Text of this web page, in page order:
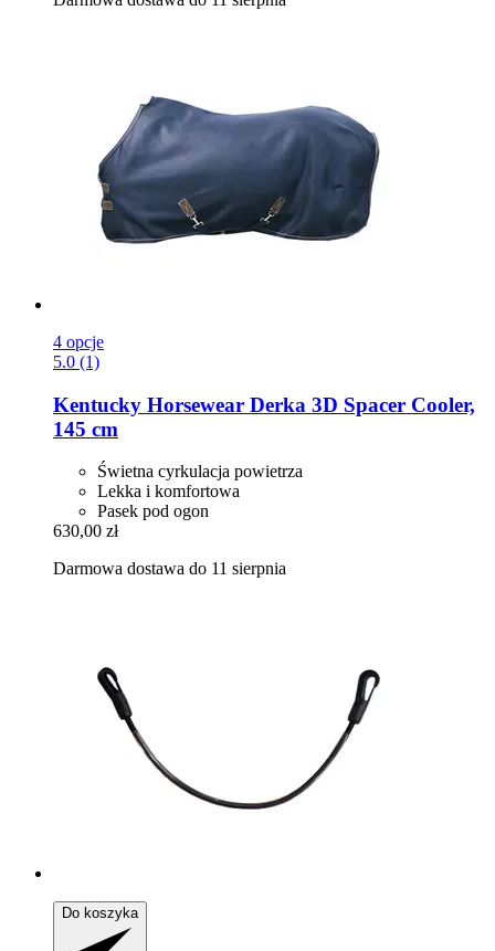
4 opcje
5.0 (1)
Kentucky Horsewear Derka 3D Spacer Cooler,
145 cm
Świetna cyrkulacja powietrza
Lekka i komfortowa
Pasek pod ogon
630,00 zł
Darmowa dostawa do 11 sierpnia
Do koszyka